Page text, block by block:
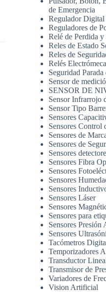
de Emergencia
Regulador Digital
Reguladores de
Relé de Perdida y
Reles de Estado
Reles de
Relés
Seguridad
Sensor de
SENSOR DE
Sensor Infrarrojo
Sensor Tipo
Sensores
Sensores
Sensores de
Sensores de
Sensores
Sensores Fibra
Sensores
Sensores
Sensores
Sensores Láser
Sensores
Sensores para
Sensores
Sensores
Tacómetros
Temporizadores
Transductor
Transmisor de
Variadores de
Vision Artificial